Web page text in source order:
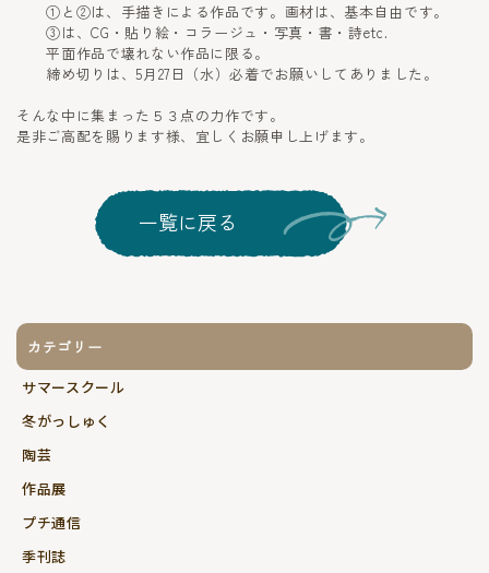
カテゴリー
サマースクール
冬がっしゅく
陶芸
作品展
プチ通信
季刊誌
①と②は、手描きによる作品です。画材は、基本自由です。
③は、CG・貼り絵・コラージュ・写真・書・詩etc.
平面作品で壊れない作品に限る。
締め切りは、5月27日（水）必着でお願いしてありました。
そんな中に集まった５３点の力作です。
是非ご高配を賜ります様、宜しくお願申し上げます。
一覧に戻る